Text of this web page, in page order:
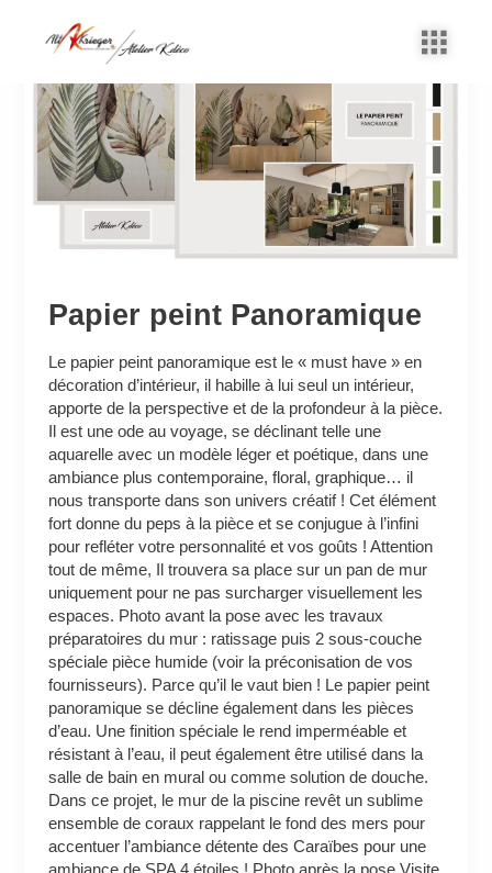
contenu
Papier peint Panoramique
Le papier peint panoramique est le « must have » en
décoration d’intérieur, il habille à lui seul un intérieur,
apporte de la perspective et de la profondeur à la pièce.
Il est une ode au voyage, se déclinant telle une
aquarelle avec un modèle léger et poétique, dans une
ambiance plus contemporaine, floral, graphique… il
nous transporte dans son univers créatif ! Cet élément
fort donne du peps à la pièce et se conjugue à l’infini
pour refléter votre personnalité et vos goûts ! Attention
tout de même, Il trouvera sa place sur un pan de mur
uniquement pour ne pas surcharger visuellement les
espaces. Photo avant la pose avec les travaux
préparatoires du mur : ratissage puis 2 sous-couche
spéciale pièce humide (voir la préconisation de vos
fournisseurs). Parce qu’il le vaut bien ! Le papier peint
panoramique se décline également dans les pièces
d’eau. Une finition spéciale le rend imperméable et
résistant à l’eau, il peut également être utilisé dans la
salle de bain en mural ou comme solution de douche.
Dans ce projet, le mur de la piscine revêt un sublime
ensemble de coraux rappelant le fond des mers pour
accentuer l’ambiance détente des Caraïbes pour une
Papier
peint
Panoramique